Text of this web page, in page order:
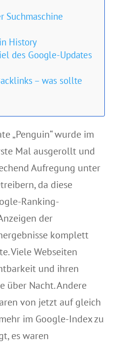
Suchmaschine
History
des Google-Updates
– was sollte
„Penguin“ wurde im
Mal ausgerollt und
Aufregung unter
da diese
Ranking-
der
komplett
Viele Webseiten
und ihren
über Nacht. Andere
von jetzt auf gleich
im Google-Index zu
es waren